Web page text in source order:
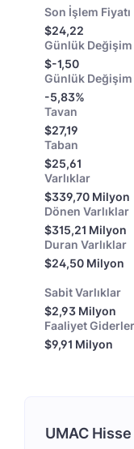
Son İşlem Fiyatı
$24,22
Günlük
$-1,50
Günlük Değişim
-5,83%
Tavan
$27,19
Taban
$25,61
Varlıklar
$339,70 Milyon
Dönen Varlıklar
$315,21 Milyon
Duran Varlıklar
$24,50 Milyon
Sabit Varlıklar
$2,93 Milyon
Faaliyet
$9,91 Milyon
UMAC